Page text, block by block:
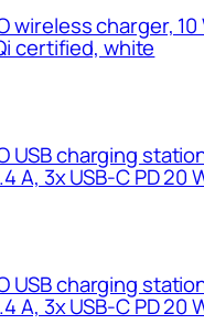
wireless charger, 10
certified, white
USB charging
A, 3x USB-C PD 20
USB charging
A, 3x USB-C PD 20